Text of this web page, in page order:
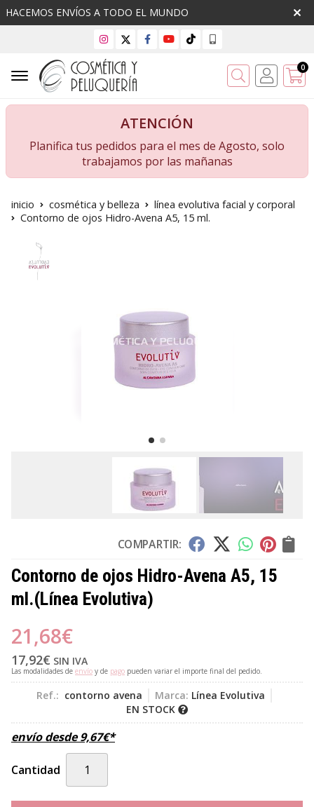
HACEMOS ENVÍOS A TODO EL MUNDO
Buscar 0
ATENCIÓN
Planifica tus pedidos para el mes de Agosto, solo
trabajamos por las mañanas
inicio cosmética y belleza
línea evolutiva facial y corporal
Contorno de ojos Hidro-Avena A5, 15 ml.
COMPARTIR:
Contorno de ojos Hidro-Avena A5, 15
ml.(Línea Evolutiva)
21,68€
17,92€ SIN IVA
Las modalidades de envío y de pago pueden variar el importe final del pedido.
Ref.: contorno avena Marca: Línea Evolutiva
EN STOCK
envío desde9,67€*
Cantidad